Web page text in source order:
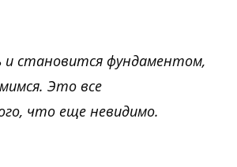
и становится фундаментом,
Это все
что еще невидимо.